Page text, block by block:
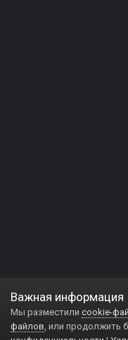
Важная информация
Мы разместили cookie-
файлов, или продолжить